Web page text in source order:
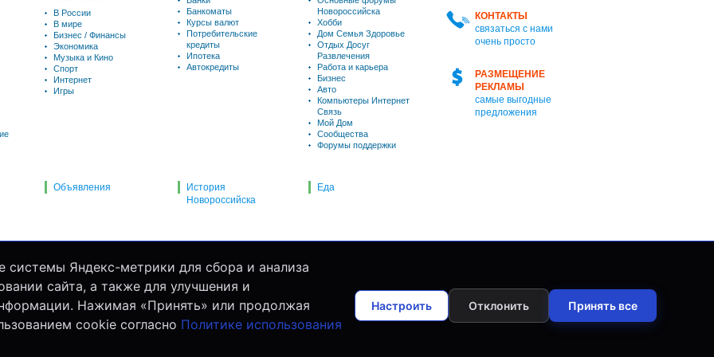
КОНТАКТЫ
связаться с нами
очень просто
РАЗМЕЩЕНИЕ
РЕКЛАМЫ
самые выгодные
предложения
В России
В мире
Бизнес / Финансы
Экономика
Музыка и Кино
Спорт
Интернет
Игры
Банкоматы
Курсы валют
Потребительские
кредиты
Ипотека
Автокредиты
Новороссийска
Хобби
Дом Семья Здоровье
Отдых Досуг
Развлечения
Работа и карьера
Бизнес
Авто
Компьютеры Интернет
Связь
Мой Дом
Сообщества
Форумы поддержки
Объявления
История
Новороссийска
Еда
Яндекс-метрики для сбора и анализа
сайта, а также для улучшения и
Нажимая «Принять» или продолжая
cookie согласно Политике использования
Настроить Отклонить Принять все